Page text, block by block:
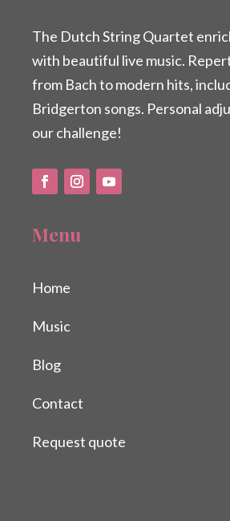
The Dutch String Quartet
with beautiful live music.
from Bach to modern hits,
Bridgerton songs. Personal
our challenge!
Menu
Home
Music
Blog
Contact
Request quote